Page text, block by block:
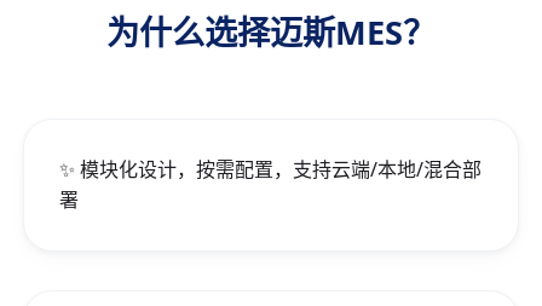
为什么选择迈斯MES？
✨ 模块化设计，按需配置，支持云端/本地/混合部
署